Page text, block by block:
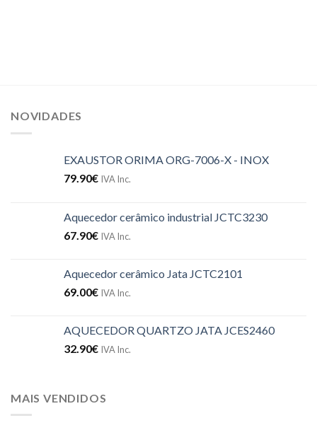
NOVIDADES
EXAUSTOR ORIMA ORG-7006-X - INOX
79.90€ IVA Inc.
Aquecedor cerâmico industrial JCTC3230
67.90€ IVA Inc.
Aquecedor cerâmico Jata JCTC2101
69.00€ IVA Inc.
AQUECEDOR QUARTZO JATA JCES2460
32.90€ IVA Inc.
MAIS VENDIDOS